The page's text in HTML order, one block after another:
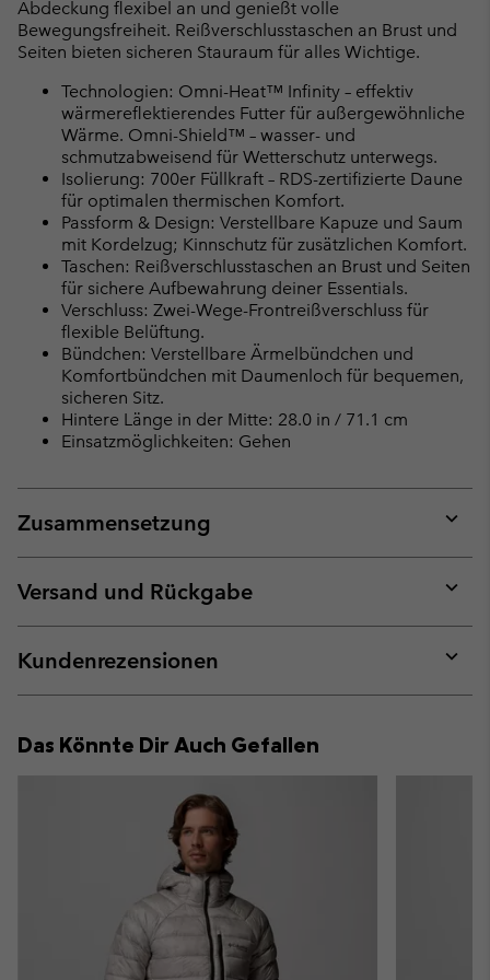
Abdeckung flexibel an und genießt volle
Bewegungsfreiheit. Reißverschlusstaschen an Brust und
Seiten bieten sicheren Stauraum für alles Wichtige.
Technologien: Omni-Heat™ Infinity – effektiv
wärmereflektierendes Futter für außergewöhnliche
Wärme. Omni-Shield™ – wasser- und
schmutzabweisend für Wetterschutz unterwegs.
Isolierung: 700er Füllkraft – RDS-zertifizierte Daune
für optimalen thermischen Komfort.
Passform & Design: Verstellbare Kapuze und Saum
mit Kordelzug; Kinnschutz für zusätzlichen Komfort.
Taschen: Reißverschlusstaschen an Brust und Seiten
für sichere Aufbewahrung deiner Essentials.
Verschluss: Zwei-Wege-Frontreißverschluss für
flexible Belüftung.
Bündchen: Verstellbare Ärmelbündchen und
Komfortbündchen mit Daumenloch für bequemen,
sicheren Sitz.
Hintere Länge in der Mitte: 28.0 in / 71.1 cm
Einsatzmöglichkeiten: Gehen
Zusammensetzung
or
Versand und Rückgabe
or
Kundenrezensionen
or
Das Könnte Dir Auch Gefallen